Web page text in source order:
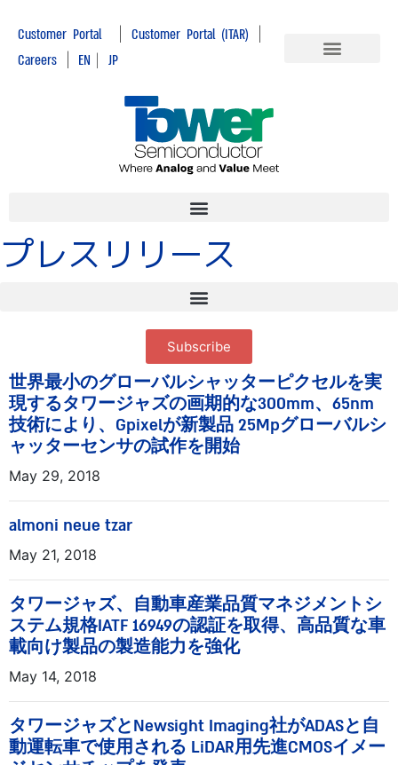
Customer Portal| Customer Portal (ITAR) |
Careers | EN | JP
プレスリリース
Subscribe
世界最小のグローバルシャッターピクセルを実
現するタワージャズの画期的な300mm、65nm
技術により、Gpixelが新製品 25Mpグローバルシ
ャッターセンサの試作を開始
May 29, 2018
almoni neue tzar
May 21, 2018
タワージャズ、自動車産業品質マネジメントシ
ステム規格IATF 16949の認証を取得、高品質な車
載向け製品の製造能力を強化
May 14, 2018
タワージャズとNewsight Imaging社がADASと自
動運転車で使用される LiDAR用先進CMOSイメー